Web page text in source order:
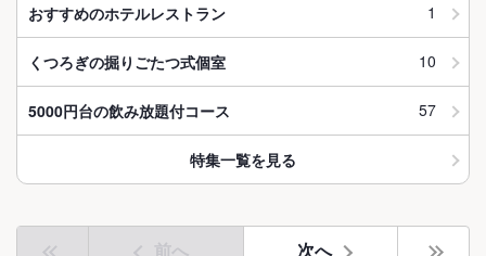
おすすめのホテルレストラン 1
くつろぎの掘りごたつ式個室 10
5000円台の飲み放題付コース 57
特集一覧を見る
前へ 次へ